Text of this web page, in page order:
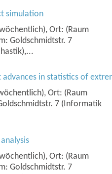
simulation
Ort: (Raum
Goldschmidtstr. 7
advances in statistics of
Ort: (Raum
7 (Informatik
Ort: (Raum
Goldschmidtstr. 7